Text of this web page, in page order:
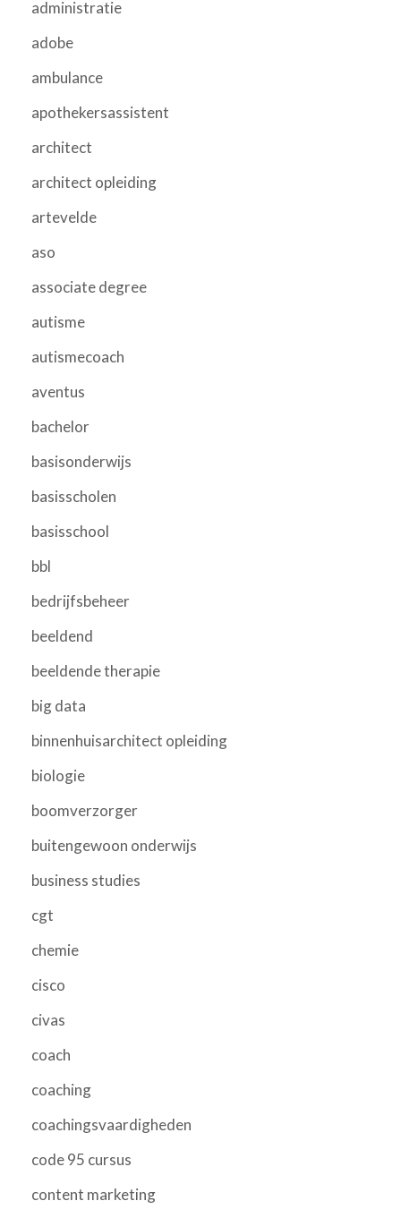
administratie
adobe
ambulance
apothekersassistent
architect
architect opleiding
artevelde
aso
associate degree
autisme
autismecoach
aventus
bachelor
basisonderwijs
basisscholen
basisschool
bbl
bedrijfsbeheer
beeldend
beeldende therapie
big data
binnenhuisarchitect opleiding
biologie
boomverzorger
buitengewoon onderwijs
business studies
cgt
chemie
cisco
civas
coach
coaching
coachingsvaardigheden
code 95 cursus
content marketing